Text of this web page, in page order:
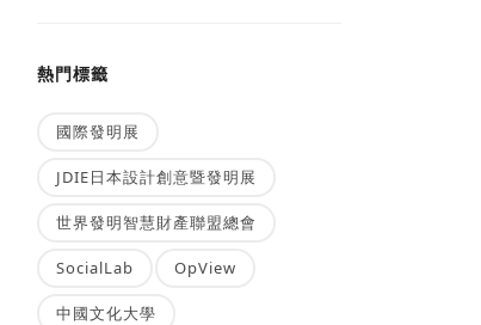
熱門標籤
國際發明展
JDIE日本設計創意暨發明展
世界發明智慧財產聯盟總會
SocialLab OpView
中國文化大學